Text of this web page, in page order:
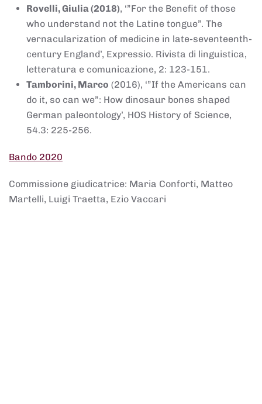
Rovelli, Giulia (2018), ‘”For the Benefit of those
who understand not the Latine tongue”. The
vernacularization of medicine in late-seventeenth-
century England’, Expressio. Rivista di linguistica,
letteratura e comunicazione, 2: 123-151.
Tamborini, Marco (2016), ‘”If the Americans can
do it, so can we”: How dinosaur bones shaped
German paleontology’, HOS History of Science,
54.3: 225-256.
Bando 2020
Commissione giudicatrice: Maria Conforti, Matteo
Martelli, Luigi Traetta, Ezio Vaccari